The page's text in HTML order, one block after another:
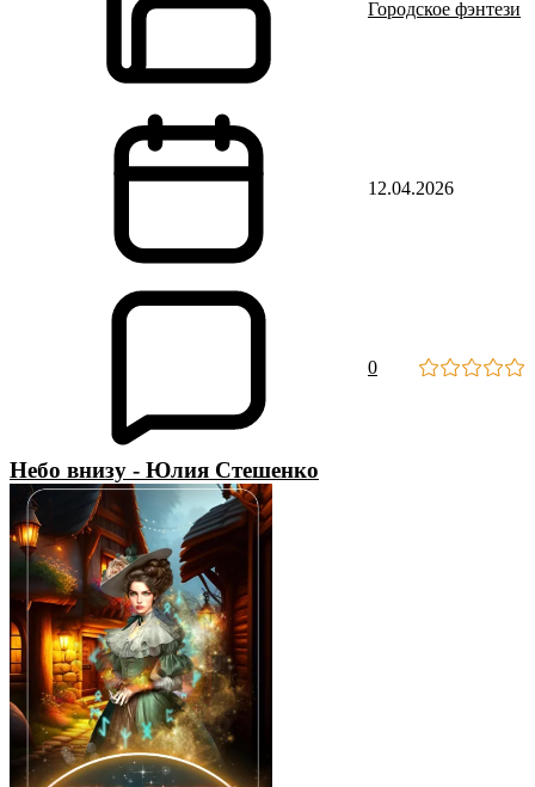
Городское фэнтези
12.04.2026
0
Небо внизу - Юлия Стешенко